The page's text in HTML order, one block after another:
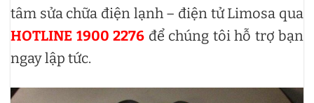
tâm sửa chữa điện lạnh – điện tử Limosa qua
HOTLINE 1900 2276 để chúng tôi hỗ trợ bạn
ngay lập tức.